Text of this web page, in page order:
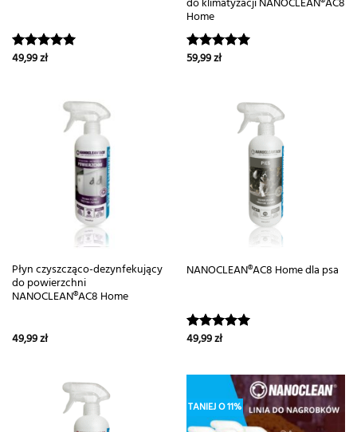
Oceniono
49,99zł
do klimatyzacji NANOCLEAN®AC8
Home
Oceniono
59,99zł
Płyn czyszcząco-dezynfekujący
do powierzchni
NANOCLEAN®AC8 Home
49,99zł
NANOCLEAN®AC8 Home dla psa
Oceniono
49,99zł
TANIEJ O 11%